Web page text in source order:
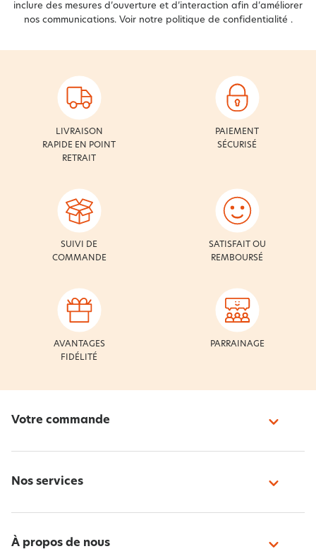
inclure des mesures d’ouverture et d’interaction afin d’améliorer
nos communications. Voir notre politique de confidentialité .
LIVRAISON
RAPIDE EN POINT
RETRAIT
PAIEMENT
SÉCURISÉ
SUIVI DE
COMMANDE
SATISFAIT OU
REMBOURSÉ
AVANTAGES
FIDÉLITÉ
PARRAINAGE
Votre commande
Nos services
À propos de nous